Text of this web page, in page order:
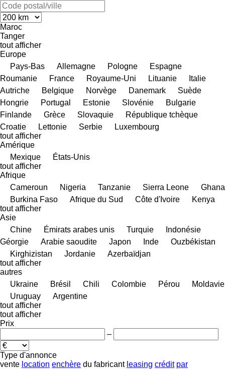
Maroc
Tanger
tout afficher
Europe
Pays-Bas
Allemagne Pologne
Espagne
Roumanie
France Royaume-Uni Lituanie
Italie
Autriche
Belgique Norvège Danemark
Suède
Hongrie
Portugal Estonie Slovénie
Bulgarie
Finlande
Grèce Slovaquie
République tchèque
Croatie
Lettonie Serbie
Luxembourg
tout afficher
Amérique
Mexique
États-Unis
tout afficher
Afrique
Cameroun
Nigeria Tanzanie Sierra Leone
Ghana
Burkina Faso
Afrique du Sud Côte d'Ivoire
Kenya
tout afficher
Asie
Chine
Émirats arabes unis Turquie
Indonésie
Géorgie
Arabie saoudite Japon Inde
Ouzbékistan
Kirghizistan
Jordanie
Azerbaïdjan
tout afficher
autres
Ukraine
Brésil Chili Colombie Pérou
Moldavie
Uruguay
Argentine
tout afficher
tout afficher
Prix
–
Type d'annonce
vente location enchère du fabricant leasing crédit par